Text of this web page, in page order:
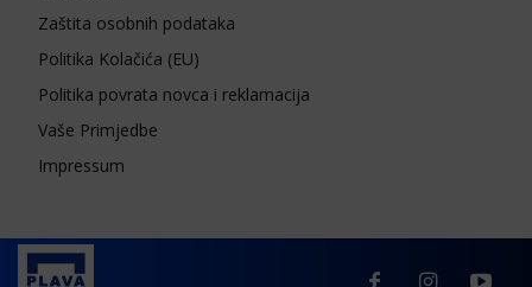
Zaštita osobnih podataka
Politika Kolačića (EU)
Politika povrata novca i reklamacija
Vaše Primjedbe
Impressum